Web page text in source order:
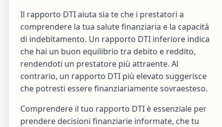
Il rapporto DTI aiuta sia te che i prestatori a
comprendere la tua salute finanziaria e la capacità
di indebitamento. Un rapporto DTI inferiore indica
che hai un buon equilibrio tra debito e reddito,
rendendoti un prestatore più attraente. Al
contrario, un rapporto DTI più elevato suggerisce
che potresti essere finanziariamente sovraesteso.
Comprendere il tuo rapporto DTI è essenziale per
prendere decisioni finanziarie informate, che tu